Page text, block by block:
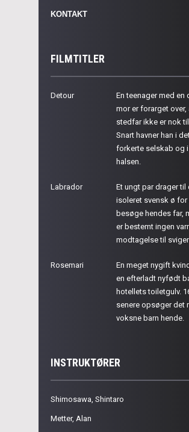
KONTAKT
FILMTITLER
Detour
En teenager med en
mor er forarget over,
stedfar ikke er nok
Snart havner han i
forkerte selskab og
halsen.
Labrador
Et ungt par drager til
isoleret svensk ø for
besøge hendes far,
er bestemt ingen
modtagelse til
Rosemari
En meget nygift
en efterladt nyfødt
hotellets toiletgulv.
senere opsøger det
voksne barn hende.
INSTRUKTØRER
Shimosawa, Shintaro
Metter, Alan